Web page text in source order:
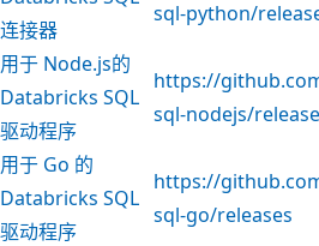
连接器
sql-python/
用于 Node.js的
Databricks SQL
驱动程序
https://
sql-nodejs/
用于 Go 的
Databricks SQL
驱动程序
https://
sql-go/releases